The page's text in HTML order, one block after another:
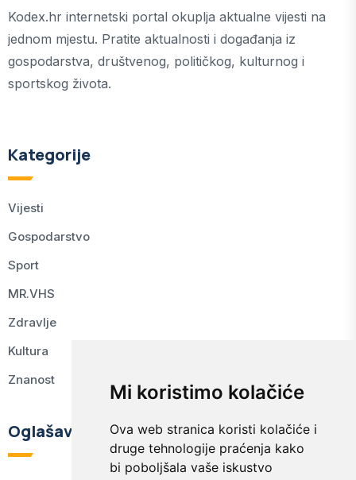
Mi koristimo kolačiće
Ova web stranica koristi kolačiće i
druge tehnologije praćenja kako
bi poboljšala vaše iskustvo
Kodex.hr internetski portal okuplja aktualne vijesti na
jednom mjestu. Pratite aktualnosti i događanja iz
gospodarstva, društvenog, političkog, kulturnog i
sportskog života.
Kategorije
Vijesti
Gospodarstvo
Sport
MR.VHS
Zdravlje
Kultura
Znanost
Oglašavanje